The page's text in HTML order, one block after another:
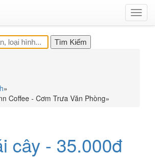
»
Coffee - Cơm Trưa Văn Phòng»
cây - 35.000đ